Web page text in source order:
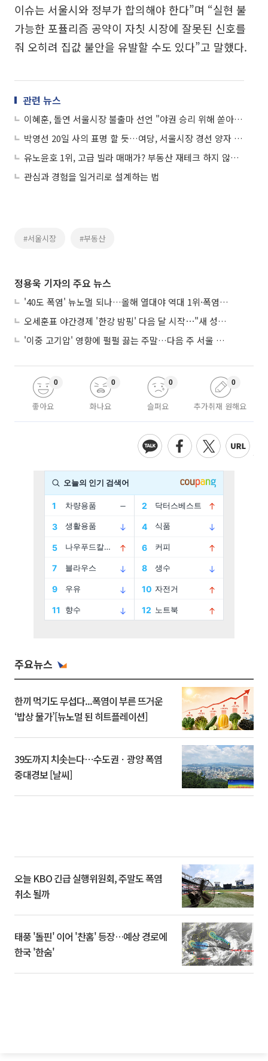
이슈는 서울시와 정부가 합의해야 한다”며 “실현 불
가능한 포퓰리즘 공약이 자칫 시장에 잘못된 신호를
줘 오히려 집값 불안을 유발할 수도 있다”고 말했다.
관련 뉴스
이혜훈, 돌연 서울시장 불출마 선언 "야권 승리 위해 쏟아붓겠다"
박영선 20일 사의 표명 할 듯…여당, 서울시장 경선 양자 구도 사실상 압축
유노윤호 1위, 고급 빌라 매매가? 부동산 재테크 하지 않는 이유
관심과 경험을 일거리로 설계하는 법
#서울시장 #부동산
정용욱 기자의 주요 뉴스
'40도 폭염' 뉴노멀 되나…올해 열대야 역대 1위·폭염일수 평년 3배 넘어
오세훈표 야간경제 '한강 밤핑' 다음 달 시작⋯"새 성장동력 만들 것"
'이중 고기압' 영향에 펄펄 끓는 주말…다음 주 서울 포함 서쪽이 더 덥다
좋아요
0
화나요
0
슬퍼요
0
추가취재 원해요
0
주요뉴스
한끼 먹기도 무섭다...폭염이 부른 뜨거운
‘밥상 물가’[뉴노멀 된 히트플레이션]
39도까지 치솟는다⋯수도권ㆍ광양 폭염
중대경보 [날씨]
오늘 KBO 긴급 실행위원회, 주말도 폭염
취소 될까
태풍 '돌핀' 이어 '찬홈' 등장…예상 경로에
한국 '한숨'